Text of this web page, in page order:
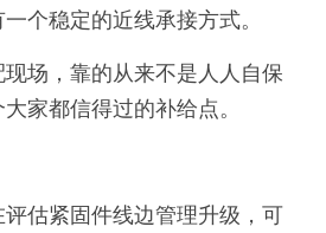
个稳定的近线承接方式。
场，靠的从来不是人人自保
家都信得过的补给点。
估紧固件线边管理升级，可